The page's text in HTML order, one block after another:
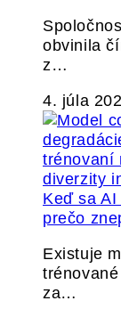
obvinila
z…
4. júla
Keď sa
prečo
Existuje
za…